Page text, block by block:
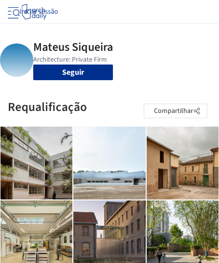
Iniciar sessão
Seguir
Requalificação Compartilhar